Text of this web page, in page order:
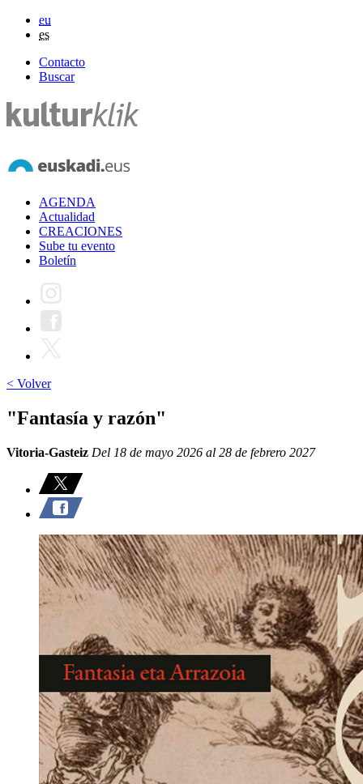
eu
es
Contacto
Buscar
AGENDA
Actualidad
CREACIONES
Sube tu evento
Boletín
< Volver
"Fantasía y razón"
Vitoria-Gasteiz Del 18 de mayo 2026 al 28 de febrero 2027